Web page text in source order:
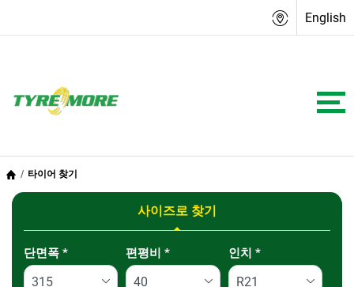
English
타이어 찾기
사이즈로 찾기
Tab updated: 사이즈로 찾기
단면폭 * 편평비* 인치 *